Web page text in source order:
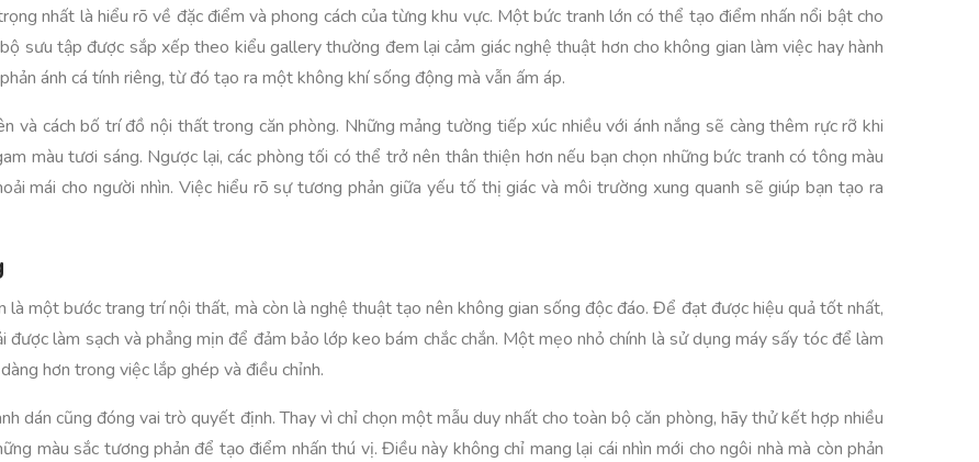
nhất là hiểu rõ về đặc điểm và phong cách của từng khu vực. Một bức tranh lớn có thể tạo điểm nhấn nổi bật cho
sưu tập được sắp xếp theo kiểu gallery thường đem lại cảm giác nghệ thuật hơn cho không gian làm việc hay hành
ánh cá tính riêng, từ đó tạo ra một không khí sống động mà vẫn ấm áp.
và cách bố trí đồ nội thất trong căn phòng. Những mảng tường tiếp xúc nhiều với ánh nắng sẽ càng thêm rực rỡ khi
màu tươi sáng. Ngược lại, các phòng tối có thể trở nên thân thiện hơn nếu bạn chọn những bức tranh có tông màu
mái cho người nhìn. Việc hiểu rõ sự tương phản giữa yếu tố thị giác và môi trường xung quanh sẽ giúp bạn tạo ra
một bước trang trí nội thất, mà còn là nghệ thuật tạo nên không gian sống độc đáo. Để đạt được hiệu quả tốt nhất,
làm sạch và phẳng mịn để đảm bảo lớp keo bám chắc chắn. Một mẹo nhỏ chính là sử dụng máy sấy tóc để làm
hơn trong việc lắp ghép và điều chỉnh.
dán cũng đóng vai trò quyết định. Thay vì chỉ chọn một mẫu duy nhất cho toàn bộ căn phòng, hãy thử kết hợp nhiều
màu sắc tương phản để tạo điểm nhấn thú vị. Điều này không chỉ mang lại cái nhìn mới cho ngôi nhà mà còn phản